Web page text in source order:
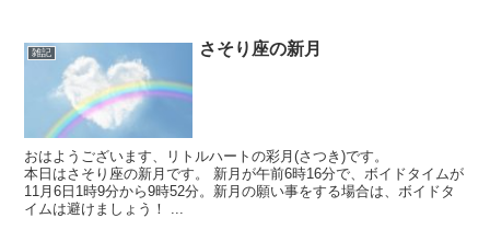
雑記 さそり座の新月
おはようございます、リトルハートの彩月(さつき)です。
本日はさそり座の新月です。 新月が午前6時16分で、ボイドタイムが
11月6日1時9分から9時52分。新月の願い事をする場合は、ボイドタ
イムは避けましょう！ ...